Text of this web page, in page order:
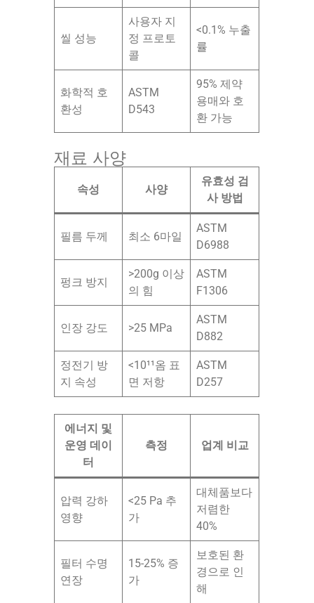
씰 성능
사용자 지
정 프로토
콜
<0.1% 누출
률
화학적 호
환성
ASTM
D543
95% 제약
용매와 호
환 가능
재료 사양
속성 사양
유효성 검
사 방법
필름 두께 최소 6마일
ASTM
D6988
펑크 방지
>200g 이상
의 힘
ASTM
F1306
인장 강도 >25 MPa
ASTM
D882
정전기 방
지 속성
<10¹¹옴 표
면 저항
ASTM
D257
에너지 및
운영 데이
터
측정 업계 비교
압력 강하
영향
<25 Pa 추
가
대체품보다
저렴한
40%
필터 수명
연장
15-25% 증
가
보호된 환
경으로 인
해